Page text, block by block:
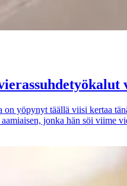
yöpynyt täällä viisi kertaa
jonka hän söi